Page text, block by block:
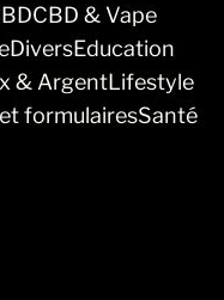
CBD & Vape
DiversEducation
& ArgentLifestyle
formulairesSanté